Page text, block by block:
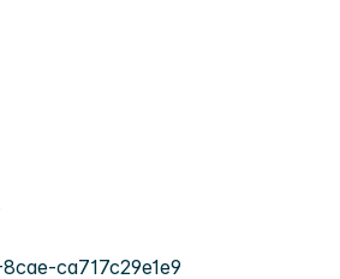
ca717c29e1e9